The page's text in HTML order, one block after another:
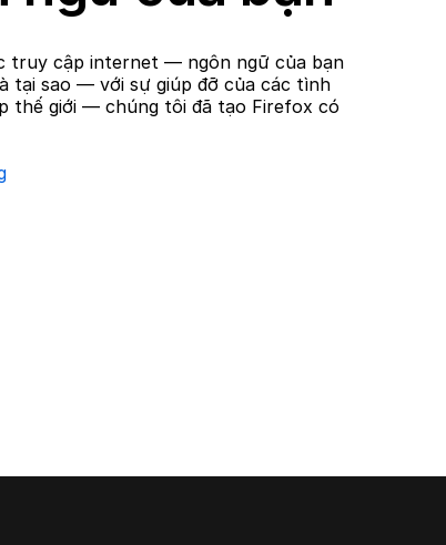
truy cập internet — ngôn ngữ của bạn
tại sao — với sự giúp đỡ của các tình
thế giới — chúng tôi đã tạo Firefox có